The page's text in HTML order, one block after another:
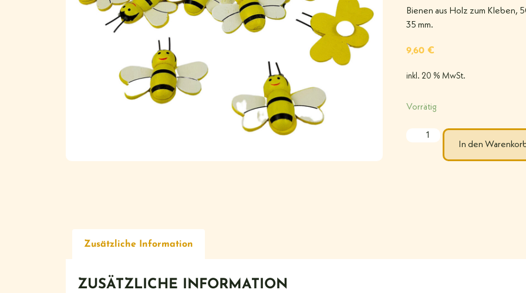
Bienen aus Holz zum Kleben,
35 mm.
9,60 €
inkl. 20 % MwSt.
Vorrätig
In den
Zusätzliche Information
ZUSÄTZLICHE INFORMATION